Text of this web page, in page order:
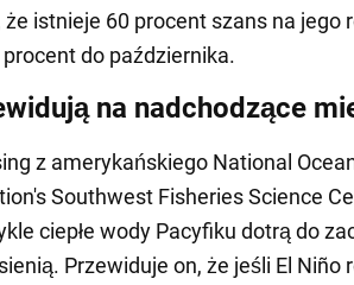
istnieje 60 procent szans na jego
do października.
na nadchodzące
z amerykańskiego National
Southwest Fisheries Science
ciepłe wody Pacyfiku dotrą do
Przewiduje on, że jeśli El Niño